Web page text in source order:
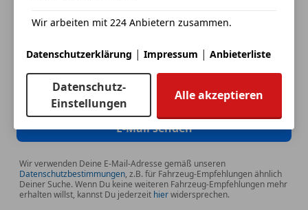
Neuigkeiten der AutoScout24 GmbH per E-Mail erhalten. Ich
Einwilligung jederzeit mit Wirkung für die Zukunft
widerrufen.
E-Mail senden
Wir verwenden Deine E-Mail-Adresse gemäß unseren
Datenschutzbestimmungen, z.B. für Fahrzeug-Empfehlungen ähnlich
Deiner Suche. Wenn Du keine weiteren Fahrzeug-Empfehlungen mehr
erhalten willst, kannst Du jederzeit hierwidersprechen.
Wir arbeiten mit 224 Anbietern zusammen.
Datenschutzerklärung | Impressum | Anbieterliste
Datenschutz-
Einstellungen
Alle akzeptieren